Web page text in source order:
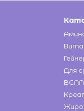
Для
BCAA